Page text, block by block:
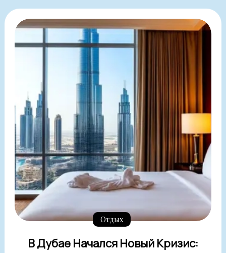
Отдых
В Дубае Начался Новый Кризис: